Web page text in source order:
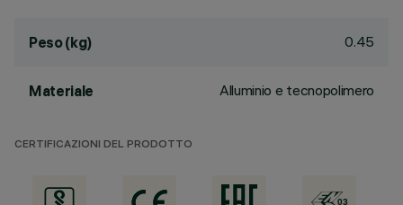
Peso (kg) 0.45
Materiale Alluminio e tecnopolimero
CERTIFICAZIONI DEL PRODOTTO